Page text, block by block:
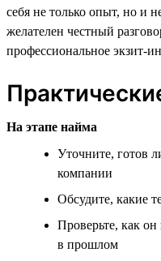
себя не только опыт, но и
желателен честный
профессиональное экзит-
На этапе найма
Уточните, готов
компании
Обсудите, какие
Проверьте, как
в прошлом